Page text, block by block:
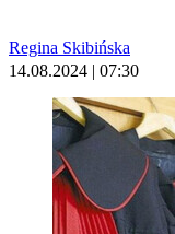
Regina Skibińska
14.08.2024 | 07:30